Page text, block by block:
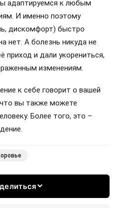
адаптируемся к любым
И именно поэтому
дискомфорт) быстро
нет. А болезнь никуда не
приход и дали укорениться,
изменениям.
к себе говорит о вашей
вы также можете
Более того, это –